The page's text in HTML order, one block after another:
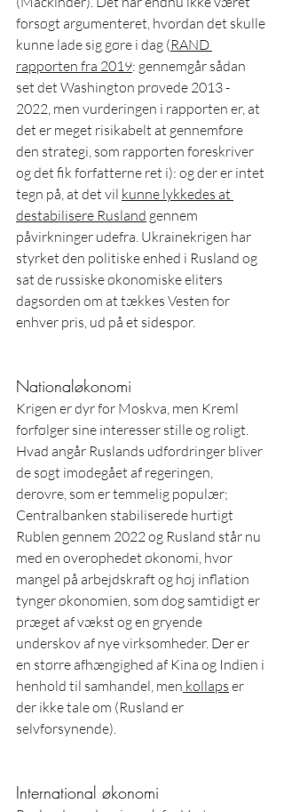
forsøgt argumenteret, hvordan det skulle
kunne lade sig gøre i dag (RAND
rapporten fra 2019: gennemgår sådan
set det Washington prøvede 2013 -
2022, men vurderingen i rapporten er, at
det er meget risikabelt at gennemføre
den strategi, som rapporten foreskriver
og det fik forfatterne ret i): og der er intet
tegn på, at det vil kunne lykkedes at
destabilisere Rusland gennem
påvirkninger udefra. Ukrainekrigen har
styrket den politiske enhed i Rusland og
sat de russiske økonomiske eliters
dagsorden om at tækkes Vesten for
enhver pris, ud på et sidespor.
Nationaløkonomi
Krigen er dyr for Moskva, men Kreml
forfølger sine interesser stille og roligt.
Hvad angår Ruslands udfordringer bliver
de søgt imødegået af regeringen,
derovre, som er temmelig populær;
Centralbanken stabiliserede hurtigt
Rublen gennem 2022 og Rusland står nu
med en overophedet økonomi, hvor
mangel på arbejdskraft og høj inflation
tynger økonomien, som dog samtidigt er
præget af vækst og en gryende
underskov af nye virksomheder. Der er
en større afhængighed af Kina og Indien i
henhold til samhandel, men kollaps er
der ikke tale om (Rusland er
selvforsynende).
International økonomi